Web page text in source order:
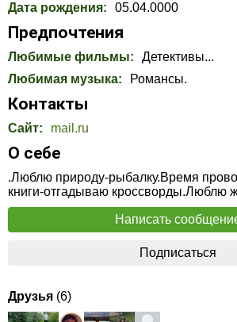
Дата рождения: 05.04.0000
Предпочтения
Любимые фильмы:
Детективы...
Любимая музыка:
Романсы.
Контакты
Сайт: mail.ru
О себе
.Люблю природу-рыбалку.Время
книги-отгадываю кроссворды.Люблю
Написать
Подписаться
Друзья (6)